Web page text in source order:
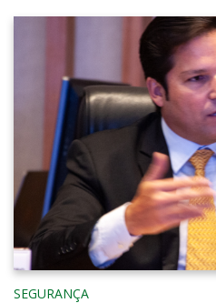
SEGURANÇA